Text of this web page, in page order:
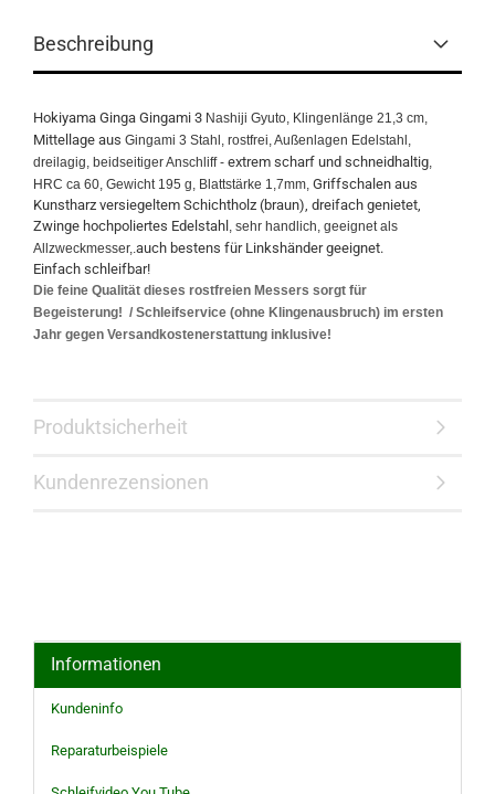
Beschreibung
Hokiyama Ginga Gingami 3 Nashiji Gyuto, Klingenlänge 21,3 cm,
Mittellage aus Gingami 3 Stahl, rostfrei, Außenlagen Edelstahl,
dreilagig, beidseitiger Anschliff - extrem scharf und schneidhaltig,
HRC ca 60, Gewicht 195 g, Blattstärke 1,7mm, Griffschalen aus
Kunstharz versiegeltem Schichtholz (braun), dreifach genietet,
Zwinge hochpoliertes Edelstahl , sehr handlich, geeignet als
Allzweckmesser,.auch bestens für Linkshänder geeignet.
Einfach schleifbar!
Die feine Qualität dieses rostfreien Messers sorgt für
Begeisterung! / Schleifservice (ohne Klingenausbruch) im ersten
Jahr gegen Versandkostenerstattung inklusive!
Produktsicherheit
Kundenrezensionen
Informationen
Kundeninfo
Reparaturbeispiele